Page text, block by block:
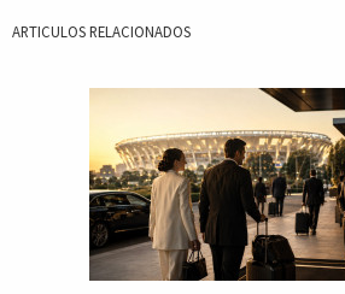
ARTICULOS RELACIONADOS